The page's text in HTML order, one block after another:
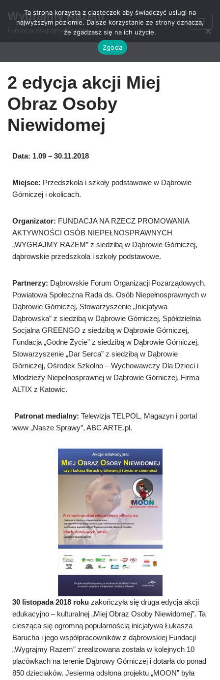
Przejdź
Wygrajmy Razem
Fundacja Wygrajmy Razem
2 edycja akcji Miej
Obraz Osoby
Niewidomej
Data: 1.09 – 30.11.2018
Miejsce: Przedszkola i szkoły podstawowe w Dąbrowie
Górniczej i okolicach.
Organizator: FUNDACJA NA RZECZ PROMOWANIA
AKTYWNOŚCI OSÓB NIEPEŁNOSPRAWNYCH
„WYGRAJMY RAZEM” z siedzibą w Dąbrowie Górniczej,
dąbrowskie przedszkola i szkoły podstawowe.
Partnerzy: Dąbrowskie Forum Organizacji Pozarządowych,
Powiatowa Społeczna Rada ds. Osób Niepełnosprawnych w
Dąbrowie Górniczej, Stowarzyszenie „Inicjatywa
Dąbrowska” z siedzibą w Dąbrowie Górniczej, Spółdzielnia
Socjalna GREENGO z siedzibą w Dąbrowie Górniczej,
Fundacja „Godne Życie” z siedzibą w Dąbrowie Górniczej,
Stowarzyszenie „Dar Serca” z siedzibą w Dąbrowie
Górniczej, Ośrodek Szkolno – Wychowawczy Dla Dzieci i
Młodzieży Niepełnosprawnej w Dąbrowie Górniczej, Firma
ALTIX z Katowic.
Patronat medialny: Telewizja TELPOL, Magazyn i portal
www „Nasze Sprawy”, ABC ARTE.pl.
30 listopada 2018 roku zakończyła się druga edycja akcji
edukacyjno – kulturalnej „Miej Obraz Osoby Niewidomej”. Ta
ciesząca się ogromną popularnością inicjatywa Łukasza
Barucha i jego współpracowników z dąbrowskiej Fundacji
„Wygrajmy Razem” zrealizowana została w kolejnych 10
placówkach na terenie Dąbrowy Górniczej i dotarła do ponad
850 dzieciaków. Jesienna odsłona projektu „MOON” była
Ta strona korzysta z ciasteczek aby świadczyć usługi na
najwyższym poziomie. Dalsze korzystanie ze strony oznacza,
że zgadzasz się na ich użycie.
Zgoda